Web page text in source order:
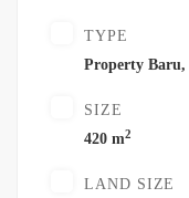
TYPE
Property Baru,
SIZE
420 m2
LAND SIZE